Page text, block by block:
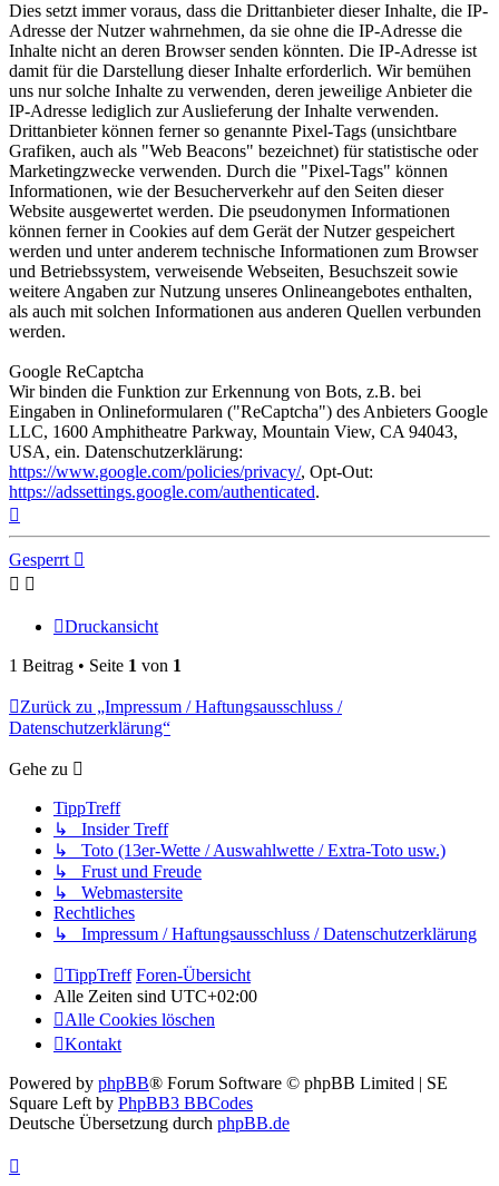
Dies setzt immer voraus, dass die Drittanbieter dieser Inhalte, die IP-
Adresse der Nutzer wahrnehmen, da sie ohne die IP-Adresse die
Inhalte nicht an deren Browser senden könnten. Die IP-Adresse ist
damit für die Darstellung dieser Inhalte erforderlich. Wir bemühen
uns nur solche Inhalte zu verwenden, deren jeweilige Anbieter die
IP-Adresse lediglich zur Auslieferung der Inhalte verwenden.
Drittanbieter können ferner so genannte Pixel-Tags (unsichtbare
Grafiken, auch als "Web Beacons" bezeichnet) für statistische oder
Marketingzwecke verwenden. Durch die "Pixel-Tags" können
Informationen, wie der Besucherverkehr auf den Seiten dieser
Website ausgewertet werden. Die pseudonymen Informationen
können ferner in Cookies auf dem Gerät der Nutzer gespeichert
werden und unter anderem technische Informationen zum Browser
und Betriebssystem, verweisende Webseiten, Besuchszeit sowie
weitere Angaben zur Nutzung unseres Onlineangebotes enthalten,
als auch mit solchen Informationen aus anderen Quellen verbunden
werden.
Google ReCaptcha
Wir binden die Funktion zur Erkennung von Bots, z.B. bei
Eingaben in Onlineformularen ("ReCaptcha") des Anbieters Google
LLC, 1600 Amphitheatre Parkway, Mountain View, CA 94043,
USA, ein. Datenschutzerklärung:
https://www.google.com/policies/privacy/, Opt-Out:
https://adssettings.google.com/authenticated.
Gesperrt
Druckansicht
1 Beitrag • Seite 1 von 1
Zurück zu „Impressum / Haftungsausschluss /
Datenschutzerklärung“
Gehe zu
TippTreff
↳ Insider Treff
↳ Toto (13er-Wette / Auswahlwette / Extra-Toto usw.)
↳ Frust und Freude
↳ Webmastersite
Rechtliches
↳ Impressum / Haftungsausschluss / Datenschutzerklärung
TippTreff Foren-Übersicht
Alle Zeiten sind UTC+02:00
Alle Cookies löschen
Kontakt
Powered by phpBB® Forum Software © phpBB Limited | SE
Square Left by PhpBB3 BBCodes
Deutsche Übersetzung durch phpBB.de